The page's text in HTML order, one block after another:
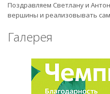
Поздравляем Светлану и
вершины и реализовывать
Галерея